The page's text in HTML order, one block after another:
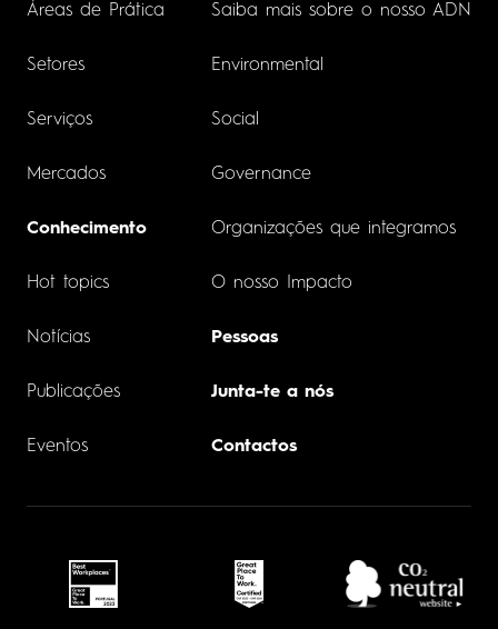
Áreas de Prática
Setores
Serviços
Mercados
Conhecimento
Hot topics
Notícias
Publicações
Eventos
Saiba mais sobre o nosso ADN
Environmental
Social
Governance
Organizações que integramos
O nosso Impacto
Pessoas
Junta-te a nós
Contactos